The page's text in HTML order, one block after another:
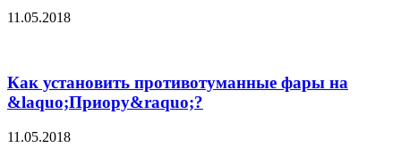
11.05.2018
Как установить противотуманные фары на
&laquo;Приору&raquo;?
11.05.2018